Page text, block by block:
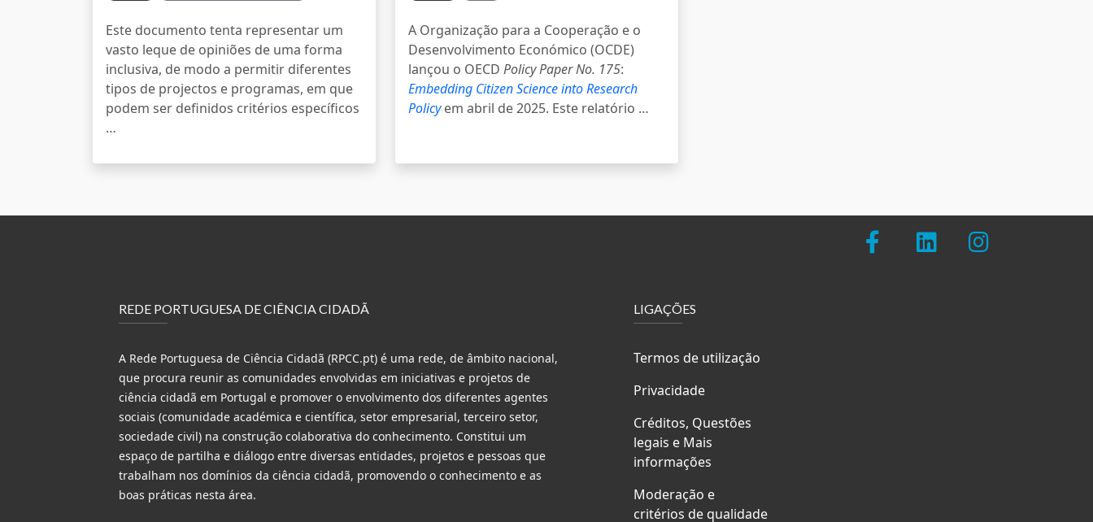
Este documento tenta representar um
vasto leque de opiniões de uma forma
inclusiva, de modo a permitir diferentes
tipos de projectos e programas, em que
podem ser definidos critérios específicos
…
A Organização para a Cooperação e o
Desenvolvimento Económico (OCDE)
lançou o OECD Policy Paper No. 175:
Embedding Citizen Science into Research
Policyem abril de 2025. Este relatório …
REDE PORTUGUESA DE CIÊNCIA CIDADÃ
A Rede Portuguesa de Ciência Cidadã (RPCC.pt) é uma rede, de âmbito nacional,
que procura reunir as comunidades envolvidas em iniciativas e projetos de
ciência cidadã em Portugal e promover o envolvimento dos diferentes agentes
sociais (comunidade académica e científica, setor empresarial, terceiro setor,
sociedade civil) na construção colaborativa do conhecimento. Constitui um
espaço de partilha e diálogo entre diversas entidades, projetos e pessoas que
trabalham nos domínios da ciência cidadã, promovendo o conhecimento e as
boas práticas nesta área.
LIGAÇÕES
Termos de utilização
Privacidade
Créditos, Questões
legais e Mais
informações
Moderação e
critérios de qualidade